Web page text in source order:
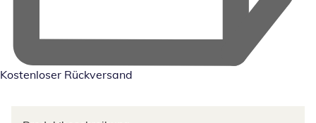
Kostenloser Rückversand